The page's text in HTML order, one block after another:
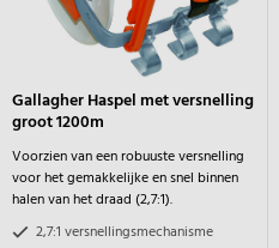
Gallagher Haspel met versnelling
groot 1200m
Voorzien van een robuuste versnelling
voor het gemakkelijke en snel binnen
halen van het draad (2,7:1).
2,7:1 versnellingsmechanisme